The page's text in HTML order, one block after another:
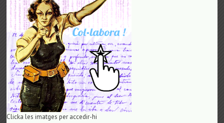
Clicka les imatges per accedir-hi